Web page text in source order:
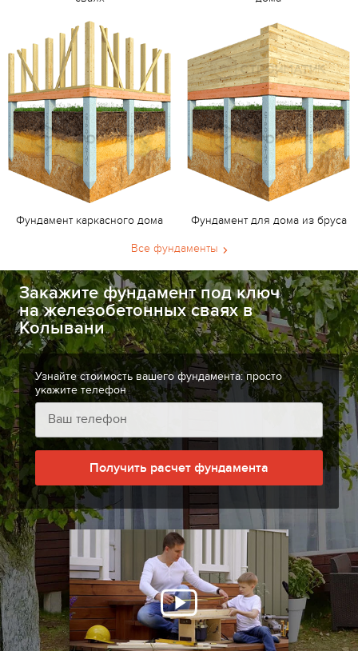
Фундамент каркасного дома Фундамент для дома из бруса
Все фундаменты
Закажите фундамент под ключ
на железобетонных сваях в
Колывани
Узнайте стоимость вашего фундамента: просто
укажите телефон
Получить расчет фундамента